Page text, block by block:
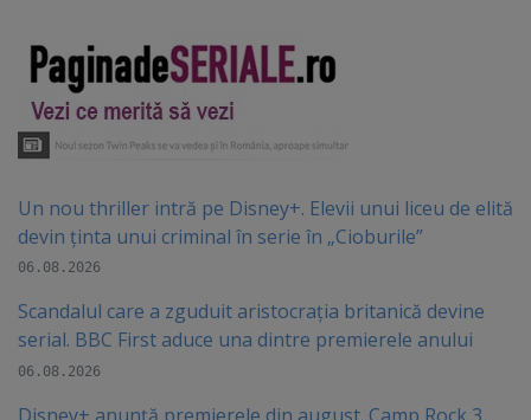
Un nou thriller intră pe Disney+. Elevii unui liceu de elită
devin ținta unui criminal în serie în „Cioburile”
06.08.2026
Scandalul care a zguduit aristocrația britanică devine
serial. BBC First aduce una dintre premierele anului
06.08.2026